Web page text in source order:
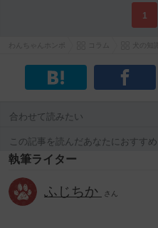
1
合わせて読みたい
この記事を読んだあなたにおすすめ
執筆ライター
ふじちか さん